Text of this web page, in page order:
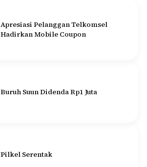
Apresiasi Pelanggan Telkomsel
Hadirkan Mobile Coupon
Buruh Suun Didenda Rp1 Juta
Pilkel Serentak